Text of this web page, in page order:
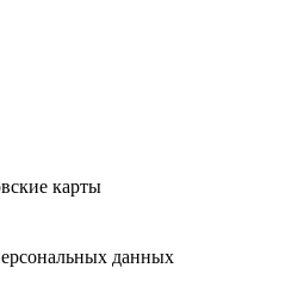
карты
данных